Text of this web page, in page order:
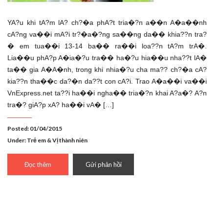
YA?u khi tA?m lA? ch?�a phA?t tria�?n a��n A�a��nh
cA?ng va��i mA?i tr?�a�?ng sa��ng da�� khia??n tra?
� em tua��i 13-14 ba�� ra��i loa??n tA?m trA�.
Lia��u phA?p A�ia�?u tra�� ha�?u hia��u nha??t lA�
ta�� gia A�A�nh, trong khi nhia�?u cha ma?? ch?�a cA?
kia??n tha��c da?�n da??t con cA?i. Trao A�a��i va��i
VnExpress.net ta??i ha��i ngha�� tria�?n khai A?a�? A?n
tra�? giA?p xA? ha��i vA� […]
Posted: 01/04/2015
Under: Trẻ em & Vị thành niên
Đọc thêm Gửi phản hồi